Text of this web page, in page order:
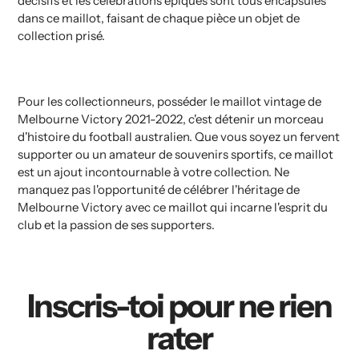
dans ce maillot, faisant de chaque pièce un objet de
collection prisé.
Pour les collectionneurs, posséder le maillot vintage de
Melbourne Victory 2021-2022, c'est détenir un morceau
d'histoire du football australien. Que vous soyez un fervent
supporter ou un amateur de souvenirs sportifs, ce maillot
est un ajout incontournable à votre collection. Ne
manquez pas l'opportunité de célébrer l'héritage de
Melbourne Victory avec ce maillot qui incarne l'esprit du
club et la passion de ses supporters.
Inscris-toi pour ne rien
rater